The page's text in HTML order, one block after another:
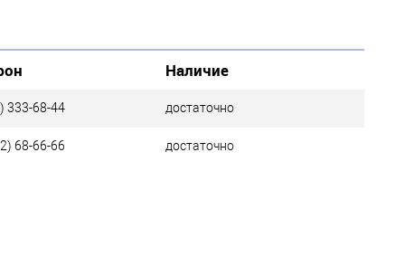
Наличие
333-68-44 достаточно
68-66-66 достаточно